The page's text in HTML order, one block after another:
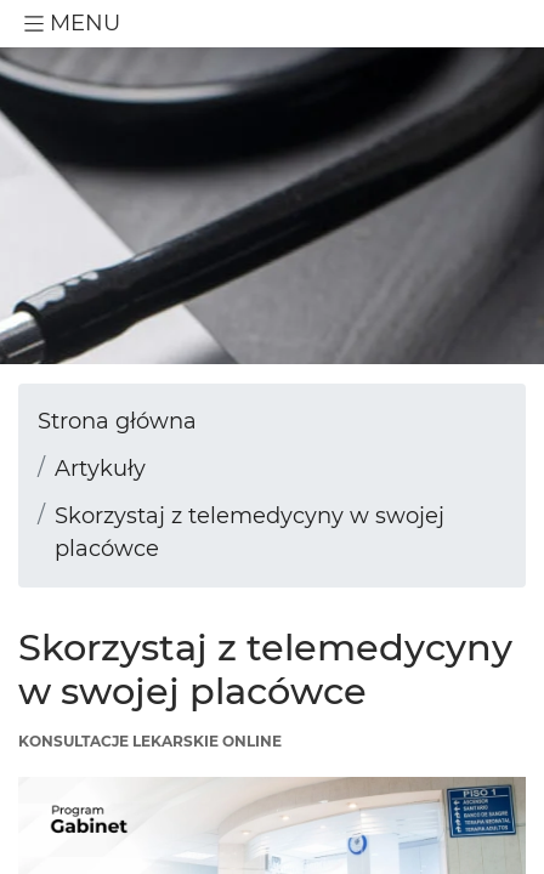
MENU
Strona główna
Artykuły
Skorzystaj z telemedycyny w swojej
placówce
Skorzystaj z telemedycyny
w swojej placówce
KONSULTACJE LEKARSKIE ONLINE